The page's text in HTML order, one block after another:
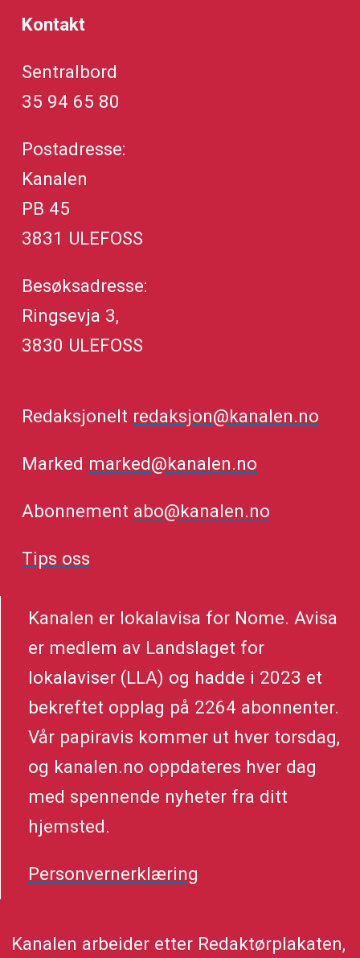
Kontakt
Sentralbord
35 94 65 80
Postadresse:
Kanalen
PB 45
3831 ULEFOSS
Besøksadresse:
Ringsevja 3,
3830 ULEFOSS
Redaksjonelt redaksjon@kanalen.no
Marked marked@kanalen.no
Abonnement abo@kanalen.no
Tips oss
Kanalen er lokalavisa for Nome. Avisa
er medlem av Landslaget for
lokalaviser (LLA) og hadde i 2023 et
bekreftet opplag på 2264 abonnenter.
Vår papiravis kommer ut hver torsdag,
og kanalen.no oppdateres hver dag
med spennende nyheter fra ditt
hjemsted.
Personvernerklæring
Kanalen arbeider etter Redaktørplakaten,